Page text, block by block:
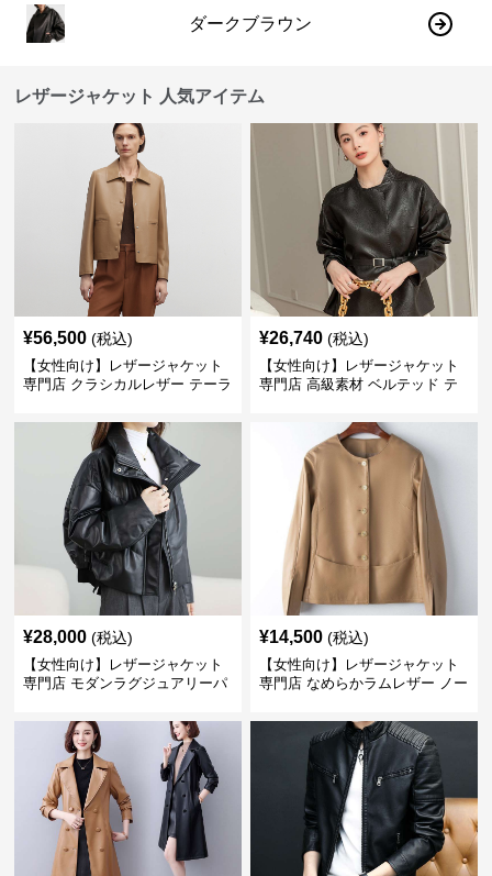
ダークブラウン
レザージャケット 人気アイテム
¥56,500 (税込)
【女性向け】レザージャケット
専門店 クラシカルレザー テーラ
¥26,740 (税込)
【女性向け】レザージャケット
専門店 高級素材 ベルテッド テ
¥28,000 (税込)
【女性向け】レザージャケット
専門店 モダンラグジュアリーパ
¥14,500 (税込)
【女性向け】レザージャケット
専門店 なめらかラムレザー ノー